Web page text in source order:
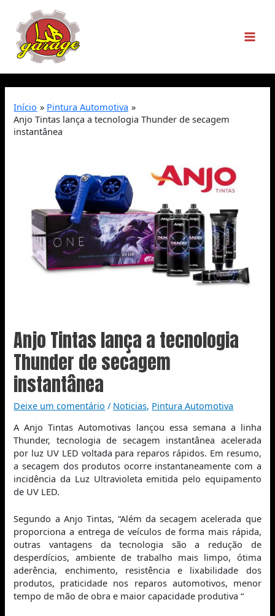
Início
Pintura Automotiva
Anjo Tintas lança a tecnologia Thunder de secagem
instantânea
Anjo Tintas lança a tecnologia
Thunder de secagem
instantânea
Deixe um comentário / Noticias, Pintura Automotiva
A Anjo Tintas Automotivas lançou essa semana a linha
Thunder, tecnologia de secagem instantânea acelerada
por luz UV LED voltada para reparos rápidos. Em resumo,
a secagem dos produtos ocorre instantaneamente com a
incidência da Luz Ultravioleta emitida pelo equipamento
de UV LED.
Segundo a Anjo Tintas, “Além da secagem acelerada que
proporciona a entrega de veículos de forma mais rápida,
outras vantagens da tecnologia são a redução de
desperdícios, ambiente de trabalho mais limpo, ótima
aderência, enchimento, resistência e lixabilidade dos
produtos, praticidade nos reparos automotivos, menor
tempo de mão de obra e maior capacidade produtiva “